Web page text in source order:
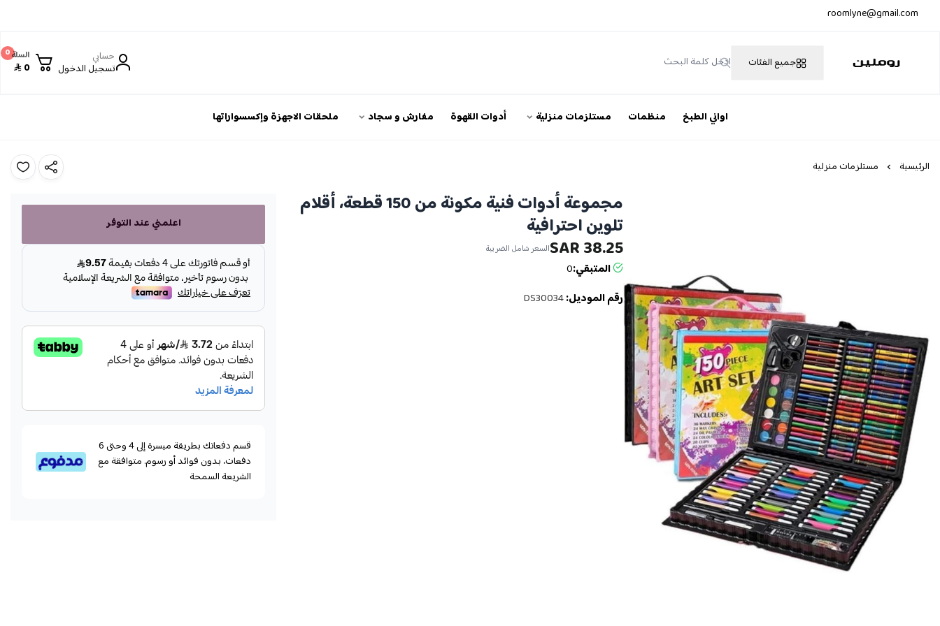
roomlyne@gmail.com
روملين جميع الفئات حسابي
تسجيل الدخول
0السلة
0
اواني الطبخ منظمات مستلزمات منزلية أدوات القهوة مفارش و سجاد ملحقات الاجهزة وإكسسواراتها
الرئيسية مستلزمات منزلية
مجموعة أدوات فنية مكونة من 150 قطعة، أقلام
تلوين احترافية
38.25 SAR السعر شامل الضريبة
المتبقي:0
رقم الموديل:DS30034
اعلمني عند التوفر
قسم دفعاتك بطريقة ميسرة إلى 4 وحتى 6
دفعات، بدون فوائد أو رسوم. متوافقة مع
الشريعة السمحة